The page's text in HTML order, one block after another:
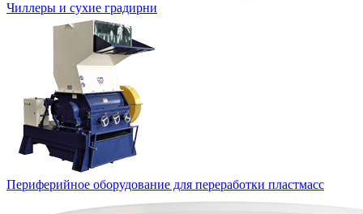
Чиллеры и сухие градирни
Периферийное оборудование для переработки пластмасс